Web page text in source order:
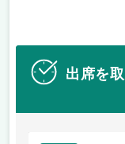
出席を